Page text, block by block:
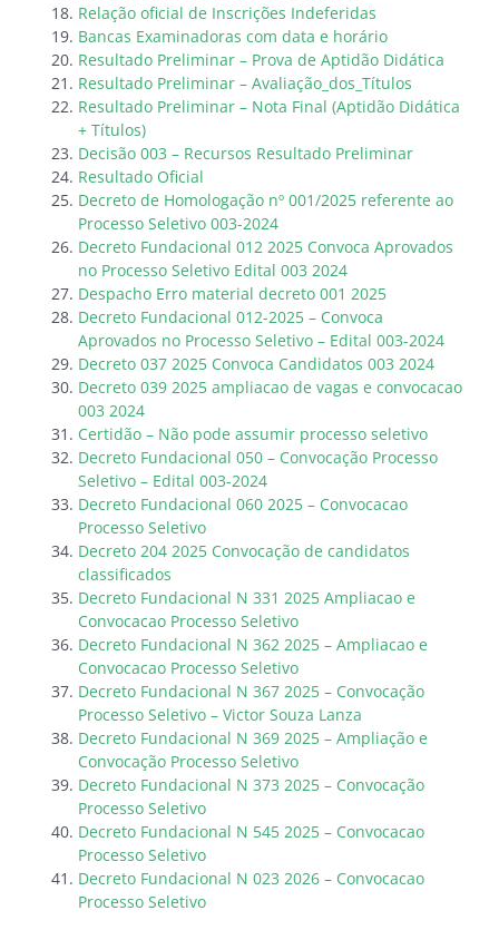
Relação oficial de Inscrições Indeferidas
Bancas Examinadoras com data e horário
Resultado Preliminar – Prova de Aptidão Didática
Resultado Preliminar – Avaliação_dos_Títulos
Resultado Preliminar – Nota Final (Aptidão Didática
+ Títulos)
Decisão 003 – Recursos Resultado Preliminar
Resultado Oficial
Decreto de Homologação nº 001/2025 referente ao
Processo Seletivo 003-2024
Decreto Fundacional 012 2025 Convoca Aprovados
no Processo Seletivo Edital 003 2024
Despacho Erro material decreto 001 2025
Decreto Fundacional 012-2025 – Convoca
Aprovados no Processo Seletivo – Edital 003-2024
Decreto 037 2025 Convoca Candidatos 003 2024
Decreto 039 2025 ampliacao de vagas e convocacao
003 2024
Certidão – Não pode assumir processo seletivo
Decreto Fundacional 050 – Convocação Processo
Seletivo – Edital 003-2024
Decreto Fundacional 060 2025 – Convocacao
Processo Seletivo
Decreto 204 2025 Convocação de candidatos
classificados
Decreto Fundacional N 331 2025 Ampliacao e
Convocacao Processo Seletivo
Decreto Fundacional N 362 2025 – Ampliacao e
Convocacao Processo Seletivo
Decreto Fundacional N 367 2025 – Convocação
Processo Seletivo – Victor Souza Lanza
Decreto Fundacional N 369 2025 – Ampliação e
Convocação Processo Seletivo
Decreto Fundacional N 373 2025 – Convocação
Processo Seletivo
Decreto Fundacional N 545 2025 – Convocacao
Processo Seletivo
Decreto Fundacional N 023 2026 – Convocacao
Processo Seletivo